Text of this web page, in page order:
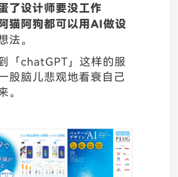
蛋了设计师要没工作
猫阿狗都可以用AI做设
法。
「chatGPT」这样的服
股脑儿悲观地看衰自己
。